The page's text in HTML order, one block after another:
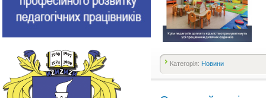
Категорія: Новини